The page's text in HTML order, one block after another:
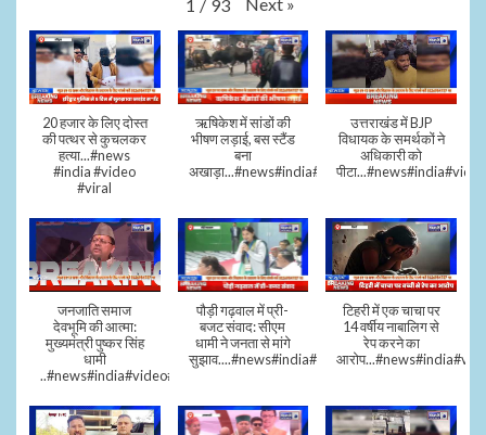
1 / 93
20 हजार के लिए दोस्त
की पत्थर से कुचलकर
हत्या...#news
#india #video
#viral
ऋषिकेश में सांडों की
भीषण लड़ाई, बस स्टैंड
बना
अखाड़ा...#news#india#video#viral
उत्तराखंड में BJP
विधायक के समर्थकों ने
अधिकारी को
जनजाति समाज
देवभूमि की आत्मा:
मुख्यमंत्री पुष्कर सिंह
धामी
..#news#india#video#viral
पौड़ी गढ़वाल में प्री-
बजट संवाद: सीएम
धामी ने जनता से मांगे
सुझाव....#news#india#video#viral
टिहरी में एक चाचा पर
14 वर्षीय नाबालिग से
रेप करने का